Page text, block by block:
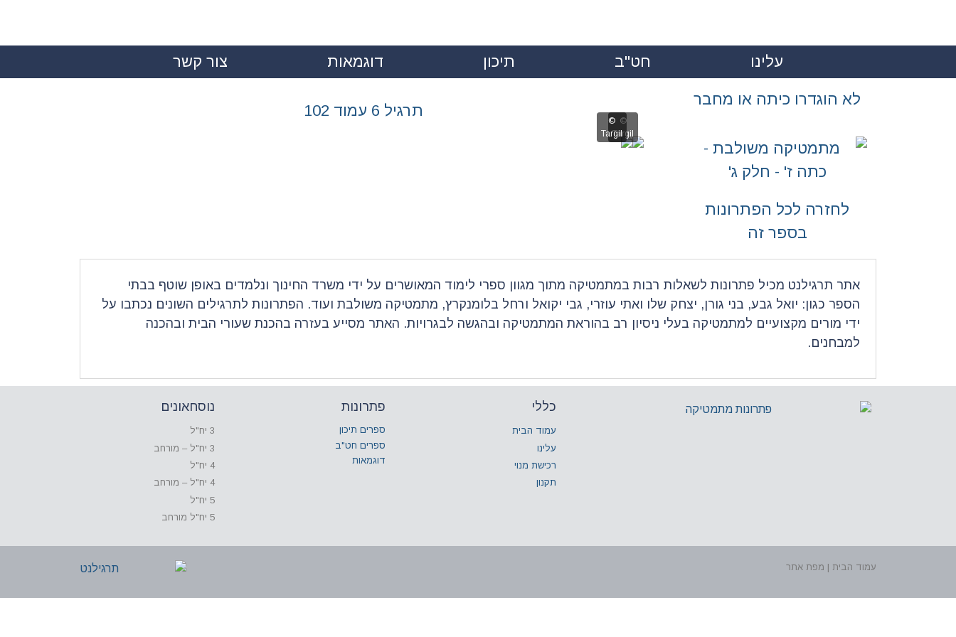
עלינו חט"ב תיכון דוגמאות צור קשר
לא הוגדרו כיתה או מחבר
תרגיל 6 עמוד 102
לחזרה לכל הפתרונות
בספר זה
אתר תרגילנט מכיל פתרונות לשאלות רבות במתמטיקה מתוך מגוון ספרי לימוד המאושרים על ידי משרד החינוך ונלמדים באופן שוטף בבתי
הספר כגון: יואל גבע, בני גורן, יצחק שלו ואתי עוזרי, גבי יקואל ורחל בלומנקרץ, מתמטיקה משולבת ועוד. הפתרונות לתרגילים השונים נכתבו על
ידי מורים מקצועיים למתמטיקה בעלי ניסיון רב בהוראת המתמטיקה ובהגשה לבגרויות. האתר מסייע בעזרה בהכנת שעורי הבית ובהכנה
למבחנים.
כללי
עמוד הבית
עלינו
רכישת מנוי
תקנון
פתרונות
ספרים תיכון
ספרים חט"ב
דוגמאות
נוסחאונים
3 יח"ל
3 יח"ל – מורחב
4 יח"ל
4 יח"ל – מורחב
5 יח"ל
5 יח"ל מורחב
עמוד הבית | מפת אתר